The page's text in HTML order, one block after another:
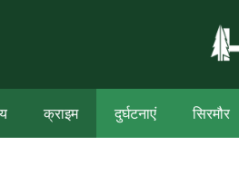
क्राइम दुर्घटनाएं सिरमौर